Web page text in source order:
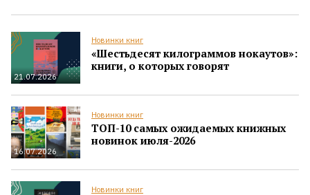
21.07.2026
Новинки книг
«Шестьдесят килограммов нокаутов»:
книги, о которых говорят
16.07.2026
Новинки книг
ТОП-10 самых ожидаемых книжных
новинок июля-2026
Новинки книг